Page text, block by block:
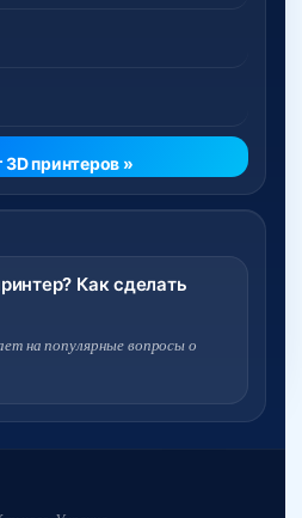
3D принтеров »
Как сделать
на популярные вопросы о